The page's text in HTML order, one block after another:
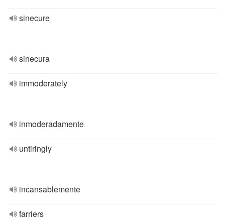
sinecure
sinecura
immoderately
inmoderadamente
untiringly
incansablemente
farriers